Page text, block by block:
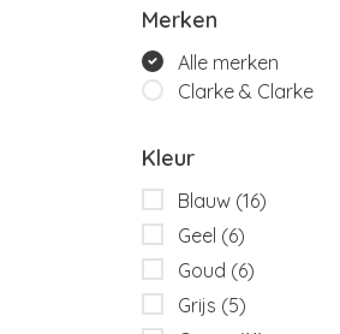
Merken
Alle merken
Clarke & Clarke
Kleur
Blauw (16)
Geel (6)
Goud (6)
Grijs (5)